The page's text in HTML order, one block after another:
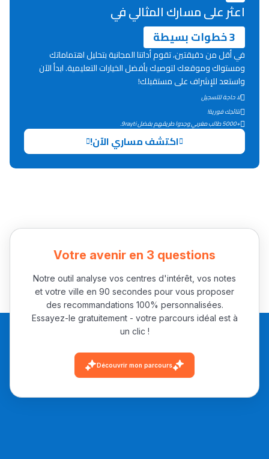
اعثر على مسارك المثالي في
3 خطوات بسيطة
في أقل من دقيقتين، تقوم أداتنا المجانية بتحليل اهتماماتك
ومستواك وموقعك لتوصيك بأفضل الخيارات التعليمية. ابدأ الآن
واستعد للإشراف على مستقبلك!
لا حاجة للتسجيل
نتائجك فورية!
+5000 طالب مغربي وجدوا طريقهم بفضل 9rayti.
اكتشف مساري الآن!
Votre avenir en 3 questions
Notre outil analyse vos centres d'intérêt, vos notes
et votre ville en 90 secondes pour vous proposer
des recommandations 100% personnalisées.
Essayez-le gratuitement - votre parcours idéal est à
un clic !
Découvrir mon parcours